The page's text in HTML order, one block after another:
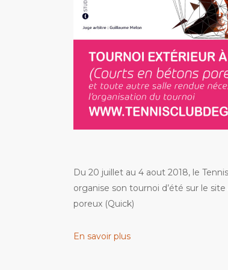
Du 20 juillet au 4 aout 2018, le
organise son tournoi d’été sur le
poreux (Quick)
En savoir plus